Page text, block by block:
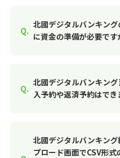
北國デジタルバンキン
に資金の準備が必要です
北國デジタルバンキン
入予約や返済予約はでき
北國デジタルバンキン
プロード画面でCSV形